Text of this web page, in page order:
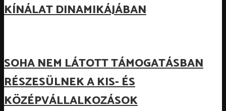
KÍNÁLAT DINAMIKÁJÁBAN
SOHA NEM LÁTOTT TÁMOGATÁSBAN
RÉSZESÜLNEK A KIS- ÉS
KÖZÉPVÁLLALKOZÁSOK